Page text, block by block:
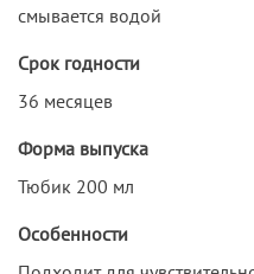
смывается водой
Срок годности
36 месяцев
Форма выпуска
Тюбик 200 мл
Особенности